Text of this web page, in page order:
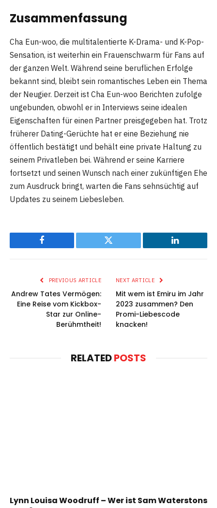
Zusammenfassung
Cha Eun-woo, die multitalentierte K-Drama- und K-Pop-
Sensation, ist weiterhin ein Frauenschwarm für Fans auf
der ganzen Welt. Während seine beruflichen Erfolge
bekannt sind, bleibt sein romantisches Leben ein Thema
der Neugier. Derzeit ist Cha Eun-woo Berichten zufolge
ungebunden, obwohl er in Interviews seine idealen
Eigenschaften für einen Partner preisgegeben hat. Trotz
früherer Dating-Gerüchte hat er eine Beziehung nie
öffentlich bestätigt und behält eine private Haltung zu
seinem Privatleben bei. Während er seine Karriere
fortsetzt und seinen Wunsch nach einer zukünftigen Ehe
zum Ausdruck bringt, warten die Fans sehnsüchtig auf
Updates zu seinem Liebesleben.
Facebook Twitter LinkedIn
PREVIOUS ARTICLE
Andrew Tates Vermögen:
Eine Reise vom Kickbox-
Star zur Online-
Berühmtheit!
NEXT ARTICLE
Mit wem ist Emiru im Jahr
2023 zusammen? Den
Promi-Liebescode
knacken!
RELATEDPOSTS
Lynn Louisa Woodruff – Wer ist Sam Waterstons